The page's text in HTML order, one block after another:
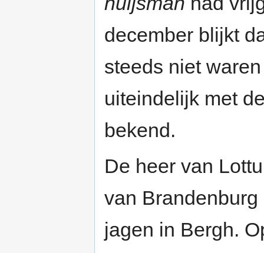
december blijkt
steeds niet
uiteindelijk met
bekend.
De heer van
van
jagen in Bergh.